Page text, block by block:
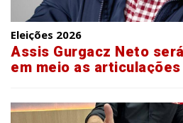
Eleições 2026
Assis Gurgacz Neto
em meio as